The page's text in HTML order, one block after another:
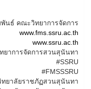
นธ์ คณะวิทยาการจัดการ
www.fms.ssru.ac.th
www.ssru.ac.th
ยาการจัดการสวนสุนันทา
#SSRU
#FMSSSRU
ยาลัยราชภัฏสวนสุนันทา